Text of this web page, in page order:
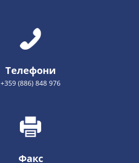
Телефони
+359 (886) 848 976
Факс